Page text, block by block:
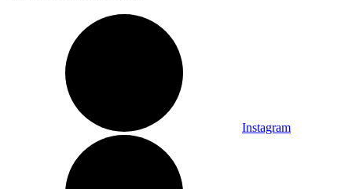
Instagram